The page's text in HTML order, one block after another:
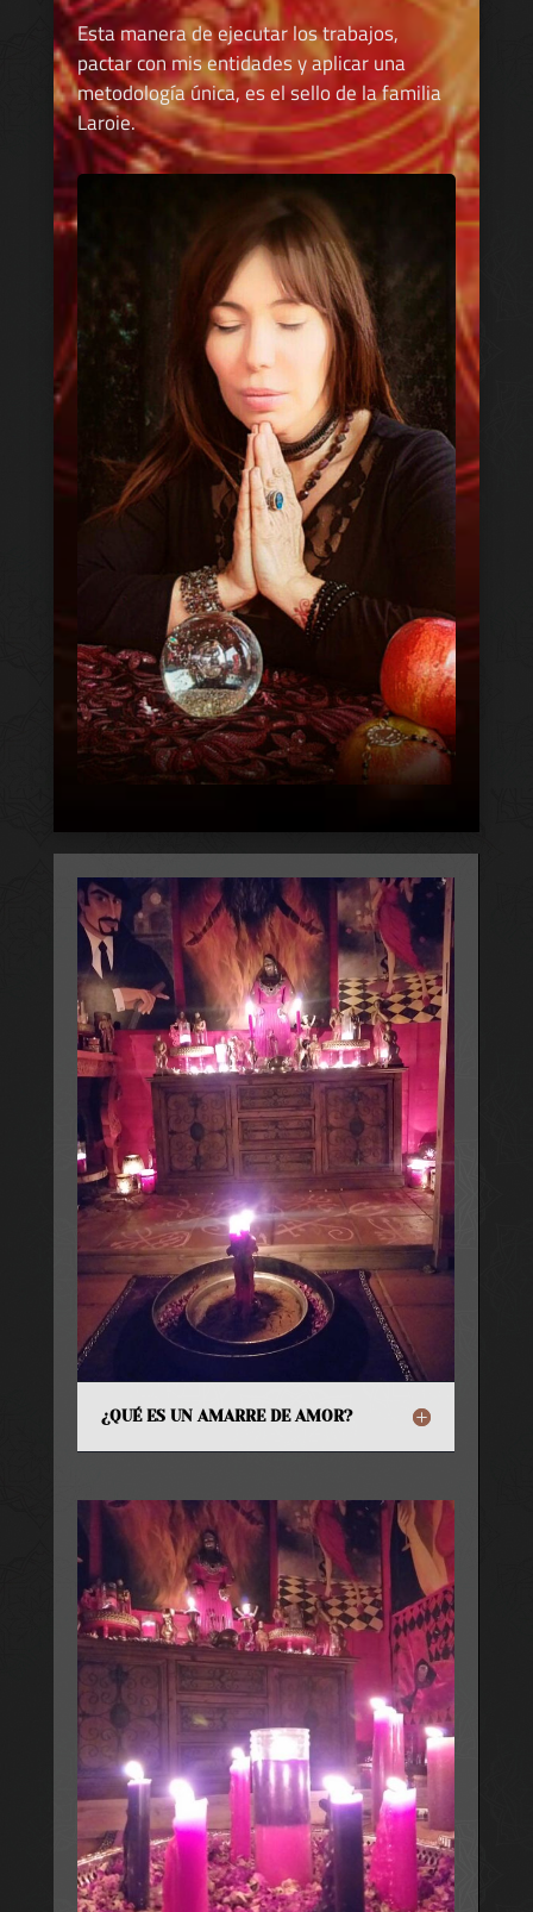
Esta manera de ejecutar los trabajos,
pactar con mis entidades y aplicar una
metodología única, es el sello de la familia
Laroie.
¿QUÉ ES UN AMARRE DE AMOR?